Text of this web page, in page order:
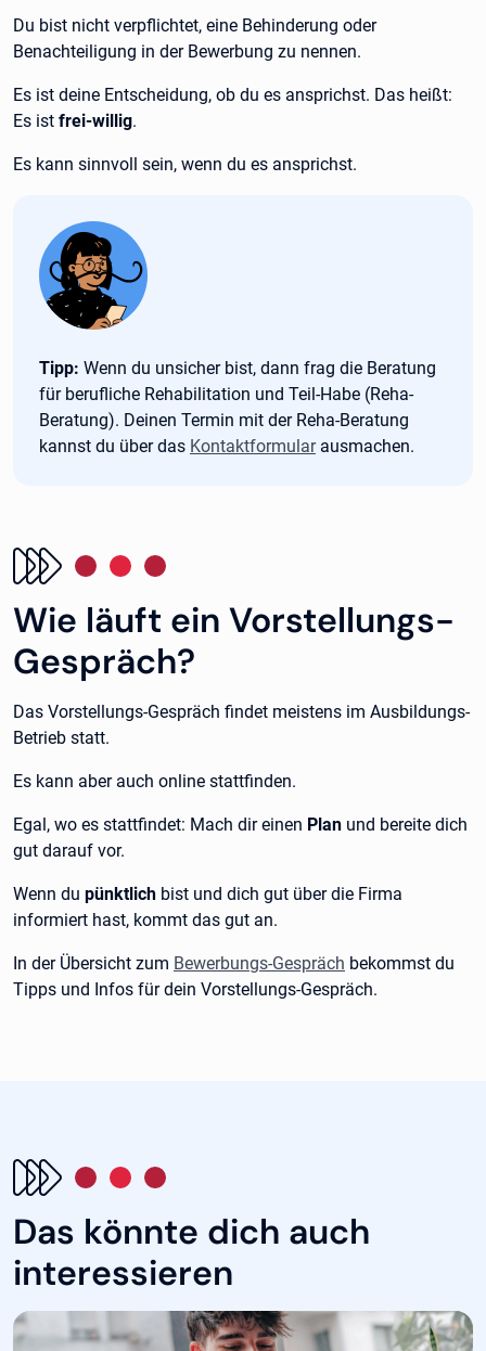
Du bist nicht verpflichtet, eine Behinderung oder
Benachteiligung in der Bewerbung zu nennen.
Es ist deine Entscheidung, ob du es ansprichst. Das heißt:
Es ist frei-willig.
Es kann sinnvoll sein, wenn du es ansprichst.
Tipp:
Tipp: Wenn du unsicher bist, dann frag die Beratung
für berufliche Rehabilitation und Teil-Habe (Reha-
Beratung). Deinen Termin mit der Reha-Beratung
kannst du über das Kontaktformularausmachen.
Wie läuft ein Vorstellungs-
Gespräch?
Das Vorstellungs-Gespräch findet meistens im Ausbildungs-
Betrieb statt.
Es kann aber auch online stattfinden.
Egal, wo es stattfindet: Mach dir einen Plan und bereite dich
gut darauf vor.
Wenn du pünktlich bist und dich gut über die Firma
informiert hast, kommt das gut an.
In der Übersicht zum Bewerbungs-Gespräch bekommst du
Tipps und Infos für dein Vorstellungs-Gespräch.
Das könnte dich auch
interessieren